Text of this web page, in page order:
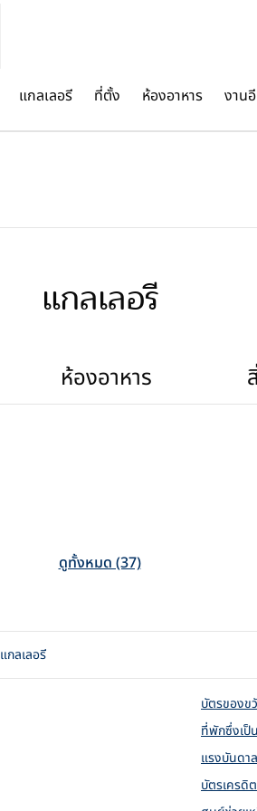
แกลเลอรี ที่ตั้ง ห้องอาหาร งาน
แกลเลอรี
ห้องอาหาร
ดูทั้งหมด (37)
แกลเลอรี
บัตรของข
ที่พักซึ่งเป็
แรงบันดา
บัตรเครดิต